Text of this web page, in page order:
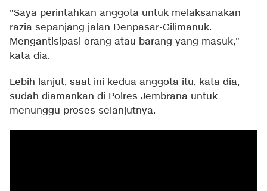
"Saya perintahkan anggota untuk melaksanakan
razia sepanjang jalan Denpasar-Gilimanuk.
Mengantisipasi orang atau barang yang masuk,"
kata dia.
Lebih lanjut, saat ini kedua anggota itu, kata dia,
sudah diamankan di Polres Jembrana untuk
menunggu proses selanjutnya.